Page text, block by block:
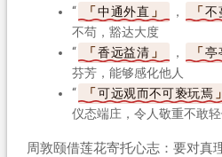
“
中通外直 ， 不
不苟，豁达大度
“
香远益清 ， 亭
芬芳，能够感化他人
“
可远观而不可亵玩焉
仪态端庄，令人敬重不敢
周敦颐借莲花寄托心志：要对真